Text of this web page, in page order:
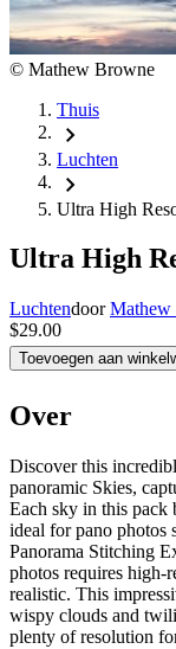
© Mathew Browne
Thuis
chevron_right
Luchten
chevron_right
Ultra High
Ultra High
Luchtendoor Mathew
$29.00
Toevoegen aan
Over
Discover this
panoramic Skies,
Each sky in this pack
ideal for pano photos
Panorama Stitching
photos requires high-
realistic. This
wispy clouds and
plenty of resolution